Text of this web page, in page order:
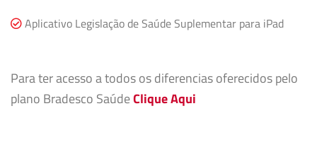
Aplicativo Legislação de Saúde Suplementar para iPad
Para ter acesso a todos os diferencias oferecidos pelo
plano Bradesco SaúdeClique Aqui